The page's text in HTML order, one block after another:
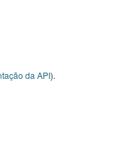
da API).